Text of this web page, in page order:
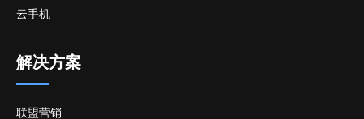
云手机
解决方案
联盟营销